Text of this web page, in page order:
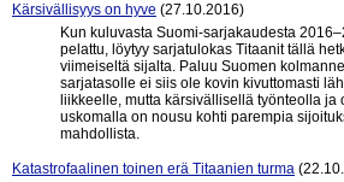
Kärsivällisyys on hyve (27.10.2016)
Kun kuluvasta Suomi-sarjakaudesta
pelattu, löytyy sarjatulokas Titaanit tällä
viimeiseltä sijalta. Paluu Suomen
sarjatasolle ei siis ole kovin kivuttomasti
liikkeelle, mutta kärsivällisellä työnteolla ja
uskomalla on nousu kohti parempia
mahdollista.
Katastrofaalinen toinen erä Titaanien turma